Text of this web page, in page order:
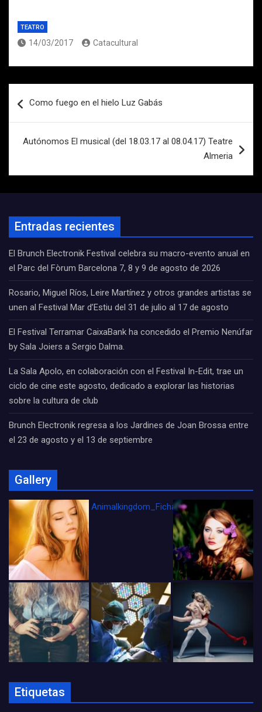
TEATRO
14/03/2017 Catacultural
de
Como fuego en el hielo Luz Gabás
Autónomos El musical (del 18.03.17 al 08.04.17) Teatre
Almeria
Entradas recientes
El Brunch Electronik Festival celebra su macro-evento anual en
el Parc del Fòrum Barcelona 7, 8 y 9 de agosto de 2026
Rosario, Miguel Ríos, Leire Martínez y otros grandes artistas se
unen al Festival Mar d’Estiu del 31 de julio al 17 de agosto
El Festival Terramar CaixaBank ha concedido el Premio Nenúfar
by Sala Joiers a Sergio Dalma.
La Sala Apolo, en colaboración con el Festival In-Edit, trae un
ciclo de cine este agosto, dedicado a explorar las historias
sobre la cultura de club
Brunch Electronik regresa a los Jardines de Joan Brossa entre
el 23 de agosto y el 13 de septiembre
Gallery
Animalkingdom_FichaCine
Etiquetas